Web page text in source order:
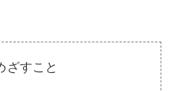
ざすこと